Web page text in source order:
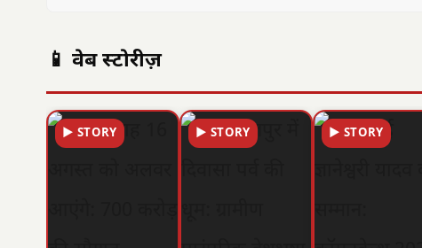
📱 वेब स्टोरीज़
▶ STORY ▶ STORY ▶ STORY